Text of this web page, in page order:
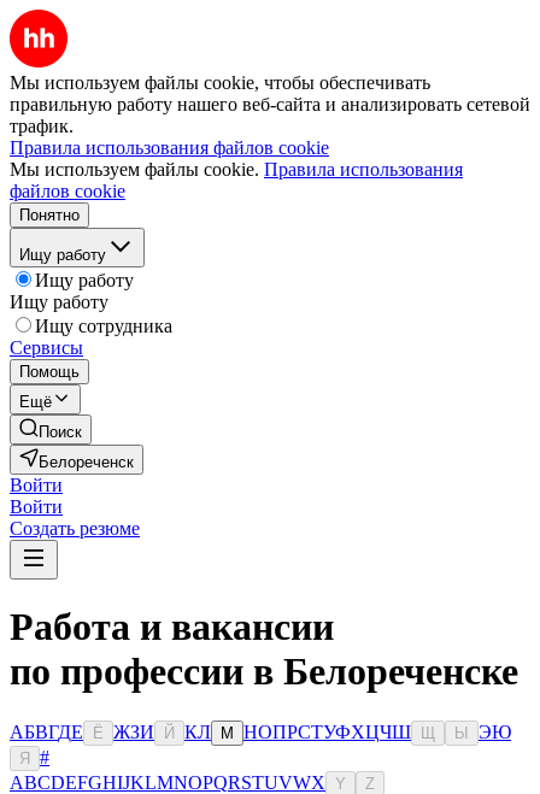
Мы используем файлы cookie, чтобы обеспечивать
правильную работу нашего веб-сайта и анализировать сетевой
трафик.
Правила использования файлов cookie
Мы используем файлы cookie. Правила использования
файлов cookie
Понятно
Ищу работу
Ищу работу
Ищу работу
Ищу сотрудника
Сервисы
Помощь
Ещё
Поиск
Белореченск
Войти
Войти
Создать резюме
Работа и вакансии
по профессии в Белореченске
АБВГДЕ Ё ЖЗИ Й КЛ М НОПРСТУФХЦЧШ Ы ЭЮ
Я
#
ABCDEFGHIJKLMNOPQRSTUVWX Y Z